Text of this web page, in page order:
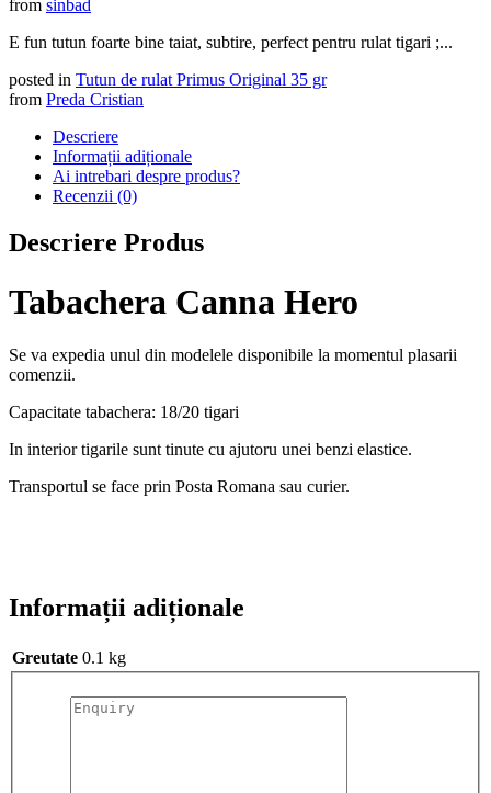
from sinbad
E fun tutun foarte bine taiat, subtire, perfect pentru rulat tigari ;...
posted in Tutun de rulat Primus Original 35 gr
from Preda Cristian
Descriere
Informații adiționale
Ai intrebari despre produs?
Recenzii (0)
Descriere Produs
Tabachera Canna Hero
Se va expedia unul din modelele disponibile la momentul plasarii
comenzii.
Capacitate tabachera: 18/20 tigari
In interior tigarile sunt tinute cu ajutoru unei benzi elastice.
Transportul se face prin Posta Romana sau curier.
Informații adiționale
Greutate 0.1 kg